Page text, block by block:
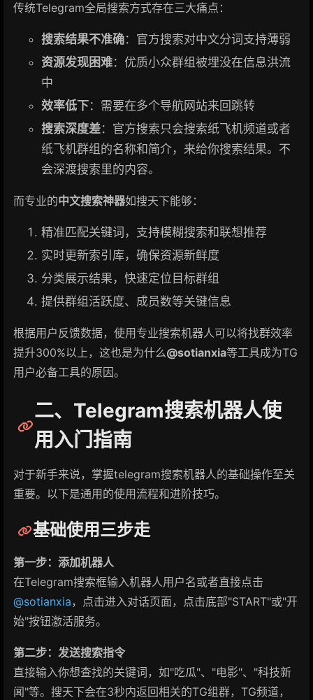
传统Telegram全局搜索方式存在三大痛点：
搜索结果不准确：官方搜索对中文分词支持薄弱
资源发现困难：优质小众群组被埋没在信息洪流
中
效率低下：需要在多个导航网站来回跳转
搜索深度差：官方搜索只会搜索纸飞机频道或者
纸飞机群组的名称和简介，来给你搜索结果。不
会深渡搜索里的内容。
而专业的中文搜索神器如搜天下能够：
精准匹配关键词，支持模糊搜索和联想推荐
实时更新索引库，确保资源新鲜度
分类展示结果，快速定位目标群组
提供群组活跃度、成员数等关键信息
根据用户反馈数据，使用专业搜索机器人可以将找群效率
提升300%以上，这也是为什么@sotianxia等工具成为TG
用户必备工具的原因。
二、Telegram搜索机器人使
用入门指南
对于新手来说，掌握telegram搜索机器人的基础操作至关
重要。以下是通用的使用流程和进阶技巧。
基础使用三步走
第一步：添加机器人
在Telegram搜索框输入机器人用户名或者直接点击
@sotianxia ，点击进入对话页面，点击底部"START"或"开
始"按钮激活服务。
第二步：发送搜索指令
直接输入你想查找的关键词，如"吃瓜"、"电影"、"科技新
闻"等。搜天下会在3秒内返回相关的TG组群，TG频道，